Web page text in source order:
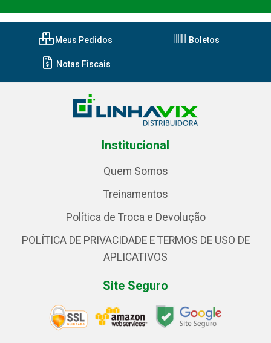
Meus Pedidos Boletos
Notas Fiscais
Institucional
Quem Somos
Treinamentos
Política de Troca e Devolução
POLÍTICA DE PRIVACIDADE E TERMOS DE USO DE
APLICATIVOS
Site Seguro